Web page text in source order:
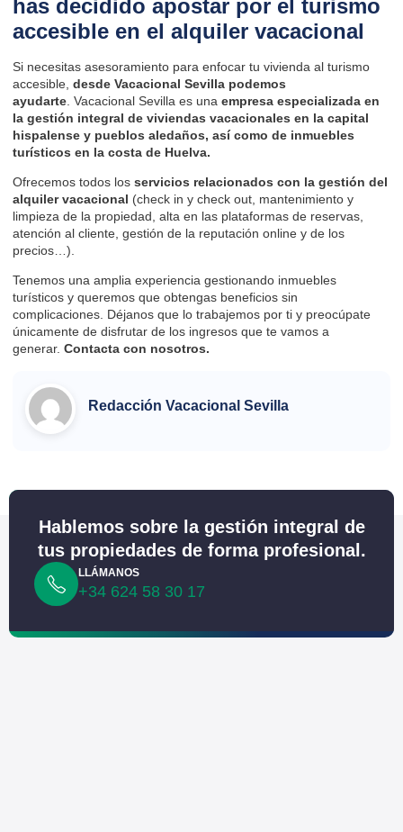
has decidido apostar por el turismo
accesible en el alquiler vacacional
Si necesitas asesoramiento para enfocar tu vivienda al turismo
accesible, desde Vacacional Sevilla podemos
ayudarte . Vacacional Sevilla es una empresa especializada en
la gestión integral de viviendas vacacionales en la capital
hispalense y pueblos aledaños, así como de inmuebles
turísticos en la costa de Huelva.
Ofrecemos todos los servicios relacionados con la gestión del
alquiler vacacional (check in y check out, mantenimiento y
limpieza de la propiedad, alta en las plataformas de reservas,
atención al cliente, gestión de la reputación online y de los
precios…).
Tenemos una amplia experiencia gestionando inmuebles
turísticos y queremos que obtengas beneficios sin
complicaciones. Déjanos que lo trabajemos por ti y preocúpate
únicamente de disfrutar de los ingresos que te vamos a
generar. Contacta con nosotros.
Redacción Vacacional Sevilla
Hablemos sobre la gestión integral de
tus propiedades de forma profesional.
LLÁMANOS
+34 624 58 30 17